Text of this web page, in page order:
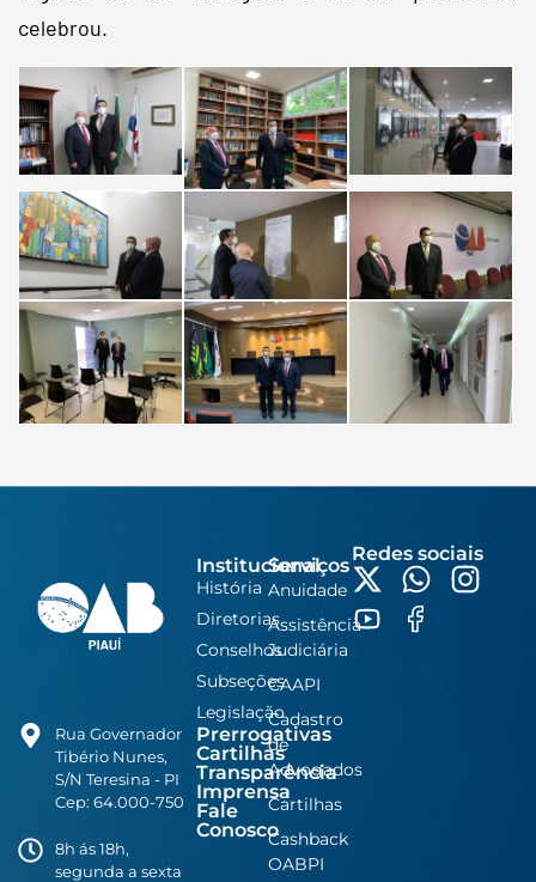
celebrou.
Rua Governador
Tibério Nunes,
S/N Teresina - PI
Cep: 64.000-750
8h ás 18h,
segunda a sexta
Institucional
História
Diretorias
Conselhos
Subseções
Legislação
Prerrogativas
Cartilhas
Transparência
Imprensa
Fale
Conosco
Serviços
Anuidade
Assistência
Judiciária
CAAPI
Cadastro
de
Advogados
Cartilhas
Cashback
OABPI
Redes sociais